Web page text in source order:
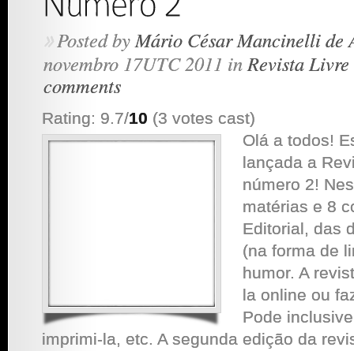
»Posted byMário César Mancinelli de
novembro 17UTC 2011 inRevista Livre
comments
Rating: 9.7/10 (3 votes cast)
Olá a todos!
lançada a
número 2!
matérias e 8
Editorial, das
(na forma de
humor. A
la online ou
Pode
imprimi-la, etc. A segunda edição da